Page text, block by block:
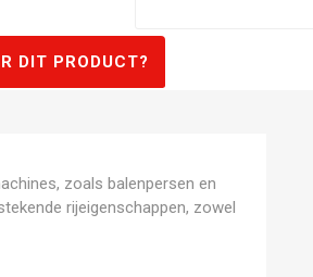
DIT PRODUCT?
zoals balenpersen en
rijeigenschappen, zowel